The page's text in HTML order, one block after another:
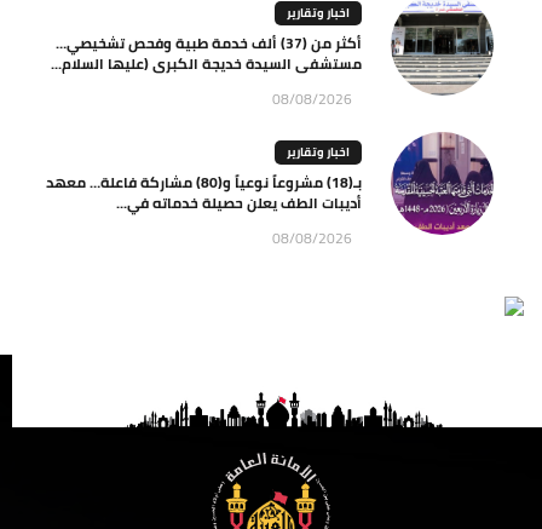
اخبار وتقارير
أكثر من (37) ألف خدمة طبية وفحص تشخيصي…
مستشفى السيدة خديجة الكبرى (عليها السلام...
08/08/2026
اخبار وتقارير
بـ(18) مشروعاً نوعياً و(80) مشاركة فاعلة… معهد
أديبات الطف يعلن حصيلة خدماته في...
08/08/2026